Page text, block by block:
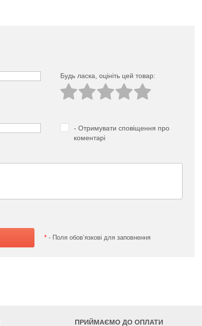
Будь ласка, оцініть цей товар:
- Отримувати сповіщення про
коментарі
* - Поля обов’язкові для заповнення
ПРИЙМАЄМО ДО ОПЛАТИ